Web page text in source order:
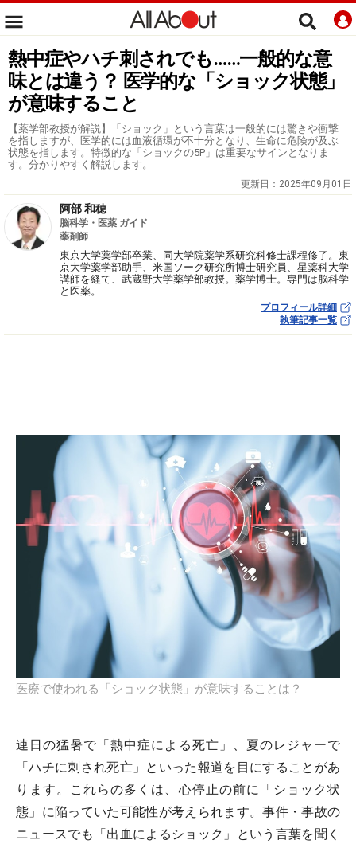
熱中症やハチ刺されでも……一般的な意
味とは違う？ 医学的な「ショック状態」
が意味すること
【薬学部教授が解説】「ショック」という言葉は一般的には驚きや衝撃
を指しますが、医学的には血液循環が不十分となり、生命に危険が及ぶ
状態を指します。特徴的な「ショックの5P」は重要なサインとなりま
す。分かりやすく解説します。
更新日： 2025年09月01日
阿部 和穂
脳科学・医薬 ガイド
薬剤師
東京大学薬学部卒業、同大学院薬学系研究科修士課程修了。東
京大学薬学部助手、米国ソーク研究所博士研究員、星薬科大学
講師を経て、武蔵野大学薬学部教授。薬学博士。専門は脳科学
と医薬。
プロフィール詳細
執筆記事一覧
医療で使われる「ショック状態」が意味することは？
連日の猛暑で「熱中症による死亡」、夏のレジャーで
「ハチに刺され死亡」といった報道を目にすることがあ
ります。これらの多くは、心停止の前に「ショック状
態」に陥っていた可能性が考えられます。事件・事故の
ニュースでも「出血によるショック」という言葉を聞く